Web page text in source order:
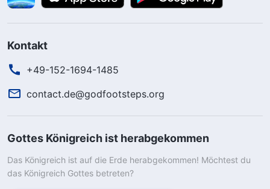
Kontakt
+49-152-1694-1485
contact.de@godfootsteps.org
Gottes Königreich ist herabgekommen
Das Königreich ist auf die Erde herabgekommen! Möchtest du
das Königreich Gottes betreten?